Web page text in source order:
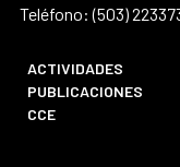
Teléfono: (503)
ACTIVIDADES
PUBLICACIONES
CCE